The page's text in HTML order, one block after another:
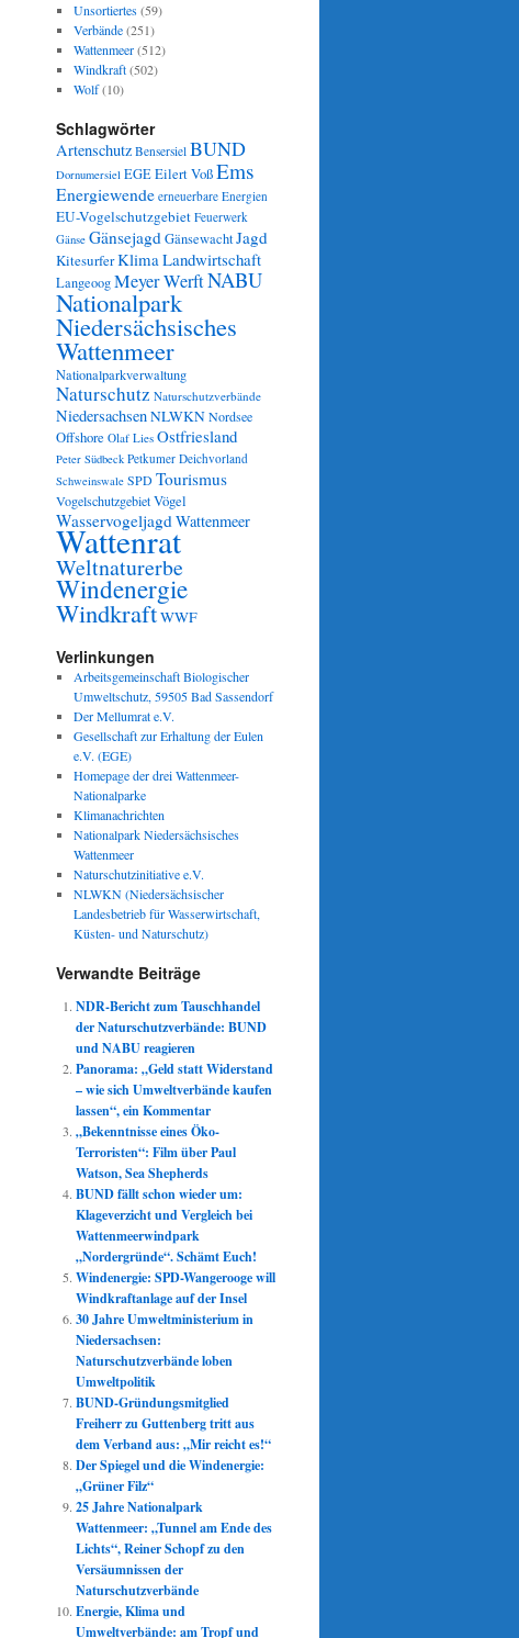
Unsortiertes(59)
Verbände(251)
Wattenmeer(512)
Windkraft(502)
Wolf(10)
Schlagwörter
Artenschutz Bensersiel BUND
Dornumersiel EGEEilert VoßEms
Energiewende erneuerbare Energien
EU-Vogelschutzgebiet Feuerwerk
Gänse GänsejagdGänsewachtJagd
KitesurferKlimaLandwirtschaft
LangeoogMeyer WerftNABU
Nationalpark
Niedersächsisches
Wattenmeer
Nationalparkverwaltung
Naturschutz Naturschutzverbände
NiedersachsenNLWKNNordsee
Offshore Olaf Lies Ostfriesland
Peter Südbeck Petkumer Deichvorland
Schweinswale SPDTourismus
VogelschutzgebietVögel
WasservogeljagdWattenmeer
Wattenrat
Weltnaturerbe
Windenergie
WindkraftWWF
Verlinkungen
Arbeitsgemeinschaft Biologischer
Umweltschutz, 59505 Bad Sassendorf
Der Mellumrat e.V.
Gesellschaft zur Erhaltung der Eulen
e.V. (EGE)
Homepage der drei Wattenmeer-
Nationalparke
Klimanachrichten
Nationalpark Niedersächsisches
Wattenmeer
Naturschutzinitiative e.V.
NLWKN (Niedersächsischer
Landesbetrieb für Wasserwirtschaft,
Küsten- und Naturschutz)
Verwandte Beiträge
NDR-Bericht zum Tauschhandel
der Naturschutzverbände: BUND
und NABU reagieren
Panorama: „Geld statt Widerstand
– wie sich Umweltverbände kaufen
lassen“, ein Kommentar
„Bekenntnisse eines Öko-
Terroristen“: Film über Paul
Watson, Sea Shepherds
BUND fällt schon wieder um:
Klageverzicht und Vergleich bei
Wattenmeerwindpark
„Nordergründe“. Schämt Euch!
Windenergie: SPD-Wangerooge will
Windkraftanlage auf der Insel
30 Jahre Umweltministerium in
Niedersachsen:
Naturschutzverbände loben
Umweltpolitik
BUND-Gründungsmitglied
Freiherr zu Guttenberg tritt aus
dem Verband aus: „Mir reicht es!“
Der Spiegel und die Windenergie:
„Grüner Filz“
25 Jahre Nationalpark
Wattenmeer: „Tunnel am Ende des
Lichts“, Reiner Schopf zu den
Versäumnissen der
Naturschutzverbände
Energie, Klima und
Umweltverbände: am Tropf und